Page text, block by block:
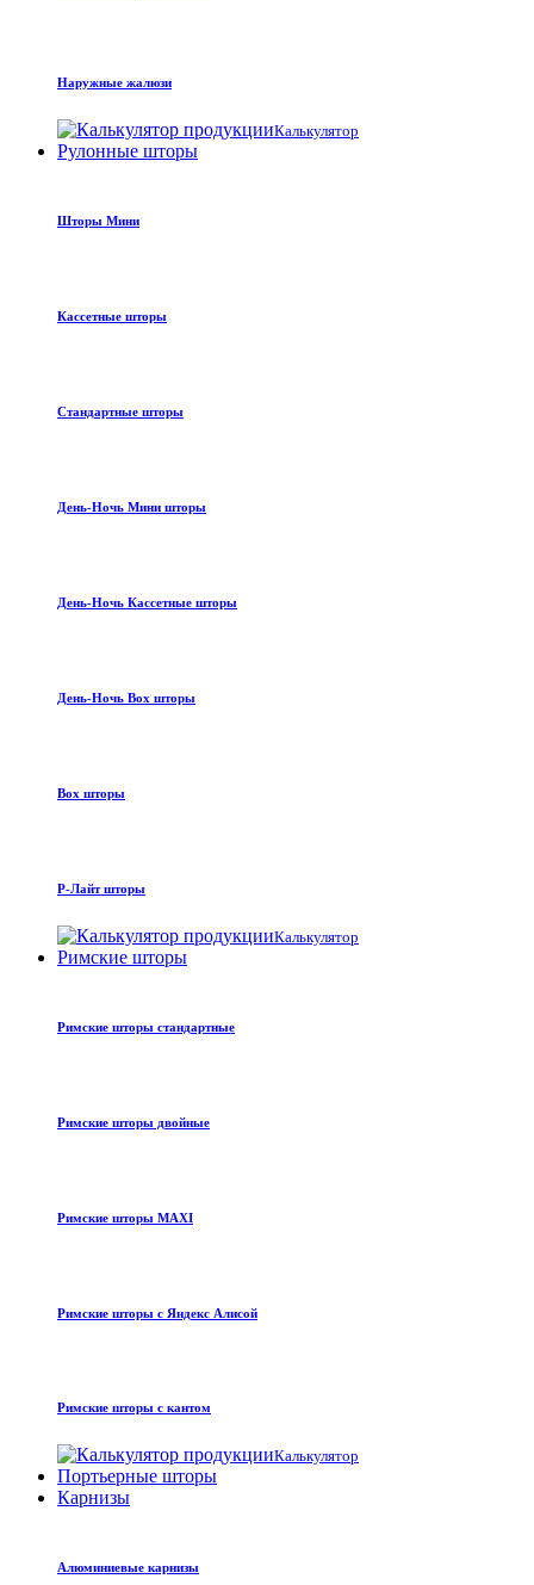
Наружные жалюзи
Калькулятор
Рулонные шторы
Шторы Мини
Кассетные шторы
Стандартные шторы
День-Ночь Мини шторы
День-Ночь Кассетные шторы
День-Ночь Box шторы
Box шторы
Р-Лайт шторы
Калькулятор
Римские шторы
Римские шторы стандартные
Римские шторы двойные
Римские шторы MAXI
Римские шторы с Яндекс Алисой
Римские шторы с кантом
Калькулятор
Портьерные шторы
Карнизы
Алюминиевые карнизы